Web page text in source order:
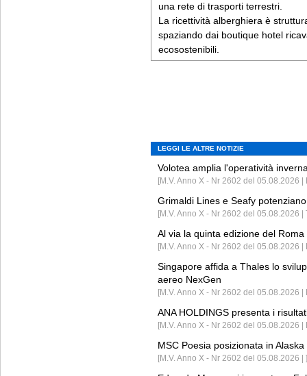
una rete di trasporti terrestri.
La ricettività alberghiera è
spaziando dai boutique hotel
ecosostenibili.
LEGGI LE ALTRE NOTIZIE
Volotea amplia l'operatività
[M.V. Anno X - Nr 2602 del 05.08.2026 |
Grimaldi Lines e Seafy
[M.V. Anno X - Nr 2602 del 05.08.2026 |
Al via la quinta edizione del
[M.V. Anno X - Nr 2602 del 05.08.2026 |
Singapore affida a Thales lo
aereo NexGen
[M.V. Anno X - Nr 2602 del 05.08.2026
ANA HOLDINGS presenta i
[M.V. Anno X - Nr 2602 del 05.08.2026
MSC Poesia posizionata in
[M.V. Anno X - Nr 2602 del 05.08.2026 | ]